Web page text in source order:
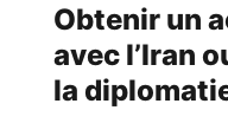
Obtenir un
avec l’Iran
la